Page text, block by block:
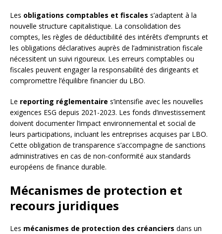
Les obligations comptables et fiscales s’adaptent à la
nouvelle structure capitalistique. La consolidation des
comptes, les règles de déductibilité des intérêts d’emprunts et
les obligations déclaratives auprès de l’administration fiscale
nécessitent un suivi rigoureux. Les erreurs comptables ou
fiscales peuvent engager la responsabilité des dirigeants et
compromettre l’équilibre financier du LBO.
Le reporting réglementaire s’intensifie avec les nouvelles
exigences ESG depuis 2021-2023. Les fonds d’investissement
doivent documenter l’impact environnemental et social de
leurs participations, incluant les entreprises acquises par LBO.
Cette obligation de transparence s’accompagne de sanctions
administratives en cas de non-conformité aux standards
européens de finance durable.
Mécanismes de protection et
recours juridiques
Les mécanismes de protection des créanciers dans un